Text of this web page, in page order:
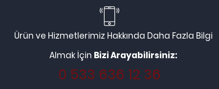
Ürün ve Hizmetlerimiz Hakkında Daha Fazla Bilgi
Almak İçin Bizi Arayabilirsiniz:
0 533 636 12 36